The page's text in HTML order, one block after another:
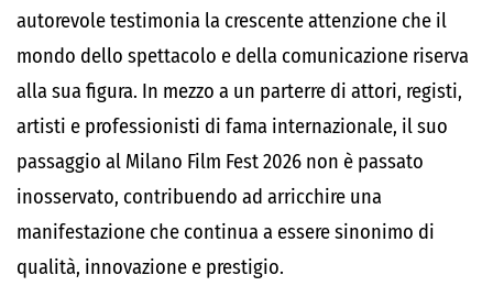
autorevole testimonia la crescente attenzione che il
mondo dello spettacolo e della comunicazione riserva
alla sua figura. In mezzo a un parterre di attori, registi,
artisti e professionisti di fama internazionale, il suo
passaggio al Milano Film Fest 2026 non è passato
inosservato, contribuendo ad arricchire una
manifestazione che continua a essere sinonimo di
qualità, innovazione e prestigio.